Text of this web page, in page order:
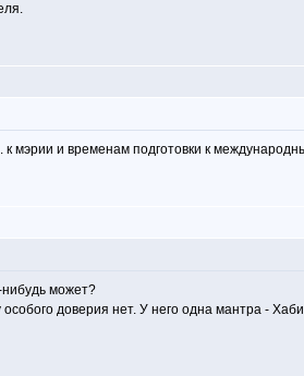
мэрии и временам подготовки к
нибудь может?
доверия нет. У него одна мантра -